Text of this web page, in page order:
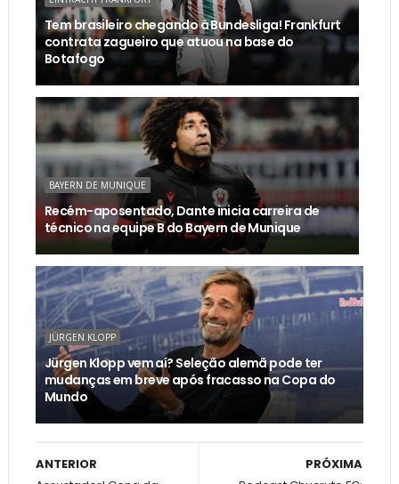
Tem brasileiro chegando à Bundesliga! Frankfurt
contrata zagueiro que atuou na base do
Botafogo
BAYERN DE MUNIQUE
Recém-aposentado, Dante inicia carreira de
técnico na equipe B do Bayern de Munique
JÜRGEN KLOPP
Jürgen Klopp vem aí? Seleção alemã pode ter
mudanças em breve após fracasso na Copa do
Mundo
PRÓXIMA
ANTERIOR